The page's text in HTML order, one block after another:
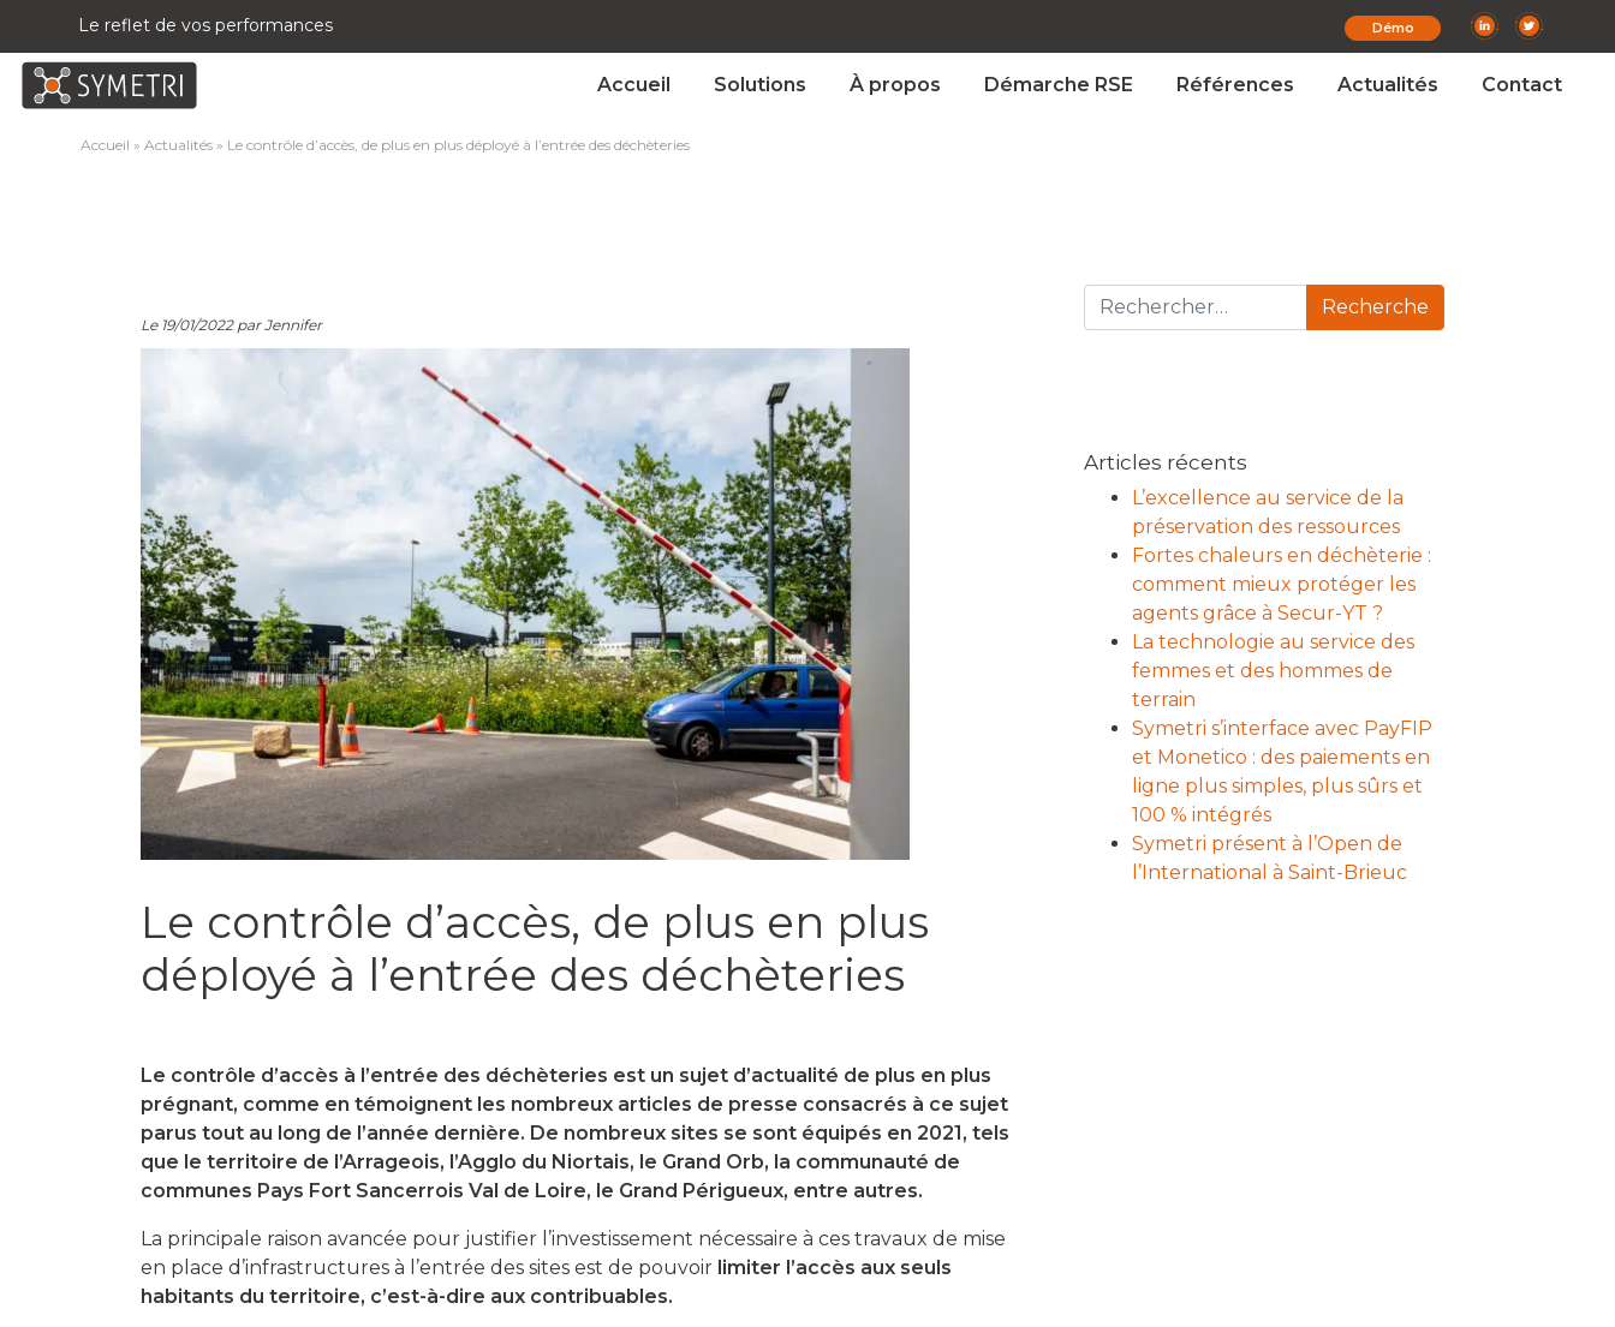
Le reflet de vos performances Démo
Accueil Solutions À propos Démarche RSE Références Actualités Contact
Accueil »Actualités » Le contrôle d’accès, de plus en plus déployé à l’entrée des déchèteries
Le 19/01/2022 par Jennifer
Le contrôle d’accès, de plus en plus
déployé à l’entrée des déchèteries
Le contrôle d’accès à l’entrée des déchèteries est un sujet d’actualité de plus en plus
prégnant, comme en témoignent les nombreux articles de presse consacrés à ce sujet
parus tout au long de l’année dernière. De nombreux sites se sont équipés en 2021, tels
que le territoire de l’Arrageois, l’Agglo du Niortais, le Grand Orb, la communauté de
communes Pays Fort Sancerrois Val de Loire, le Grand Périgueux, entre autres.
La principale raison avancée pour justifier l’investissement nécessaire à ces travaux de mise
en place d’infrastructures à l’entrée des sites est de pouvoir limiter l’accès aux seuls
habitants du territoire, c’est-à-dire aux contribuables.
Recherche pour :
Articles récents
L’excellence au service de la
préservation des ressources
Fortes chaleurs en déchèterie :
comment mieux protéger les
agents grâce à Secur-YT ?
La technologie au service des
femmes et des hommes de
terrain
Symetri s’interface avec PayFIP
et Monetico : des paiements en
ligne plus simples, plus sûrs et
100 % intégrés
Symetri présent à l’Open de
l’International à Saint-Brieuc